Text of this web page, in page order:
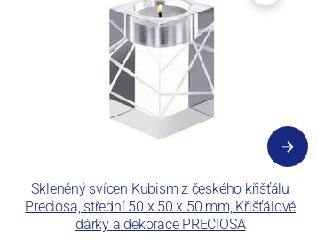
Skleněný svícen Kubism z českého křišťálu
Preciosa, střední 50 x 50 x 50 mm, Křišťálové
dárky a dekorace PRECIOSA